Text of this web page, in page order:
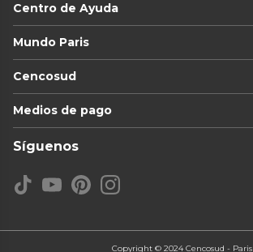
Centro de Ayuda
Mundo Paris
Cencosud
Medios de pago
Síguenos
Copyright © 2024 Cencosud - Paris